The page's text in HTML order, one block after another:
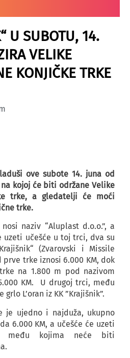
U SUBOTU, 14.
VELIKE
KONJIČKE TRKE
ove subote 14. juna od
kojoj će biti održane Velike
trke, a gledatelji će moći
trke.
naziv “Aluplast d.o.o.”, a
uzeti učešće u toj trci, dva su
(Zvarovski i Missile
trke iznosi 6.000 KM, dok
na 1.800 m pod nazivom
KM. U drugoj trci, među
L’oran iz KK ”Krajišnik”.
je ujedno i najduža, ukupno
6.000 KM, a učešće će uzeti
među kojima neće biti